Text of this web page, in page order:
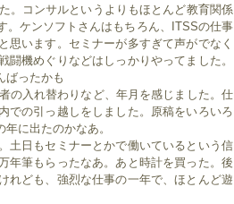
。コンサルというよりもほとんど教育関係
。ケンソフトさんはもちろん、ITSSの仕事
います。セミナーが多すぎて声がでなく
機めぐりなどはしっかりやってました。
ばったかも
の入れ替わりなど、年月を感じました。仕
での引っ越しをしました。原稿をいろいろ
に出たのかなあ。
土日もセミナーとかで働いているという信
年筆もらったなあ。あと時計を買った。後
れども、強烈な仕事の一年で、ほとんど遊